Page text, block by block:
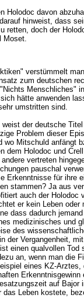
Holodoc davon
hinweist, dass
retten, doch der
Moset.
verstümmelt
zum deutschen
Menschliches"
hätte anwenden
umstritten sind.
der deutsche
Problem dieser
wo Mitschuld anfängt
dem Holodoc und
vertreten
pauschal
Erkenntnisse für ihre
stammen? Ja aus
auch der Holodoc
er kein Leben
dass dadurch
medizinisches und
des
der Vergangenheit,
einen qualvollen Tod
an, wenn man die
eines KZ-Arztes,
auf Bajor
das Leben kostete,